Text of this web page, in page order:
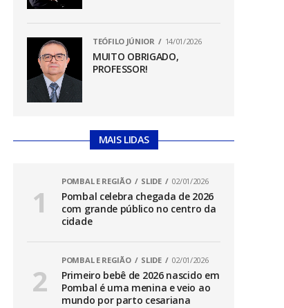
TEÓFILO JÚNIOR 14/01/2026
MUITO OBRIGADO,
PROFESSOR!
MAIS LIDAS
POMBAL E REGIÃO SLIDE 02/01/2026
Pombal celebra chegada de 2026
com grande público no centro da
cidade
POMBAL E REGIÃO SLIDE 02/01/2026
Primeiro bebê de 2026 nascido em
Pombal é uma menina e veio ao
mundo por parto cesariana